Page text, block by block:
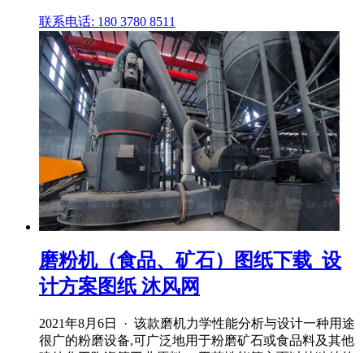
联系电话: 180 3780 8511
磨粉机（食品、矿石）图纸下载_设
计方案图纸 沐风网
2021年8月6日 · 该款磨机力学性能分析与设计一种用途
很广的粉磨设备,可广泛地用于粉磨矿石或食品料及其他